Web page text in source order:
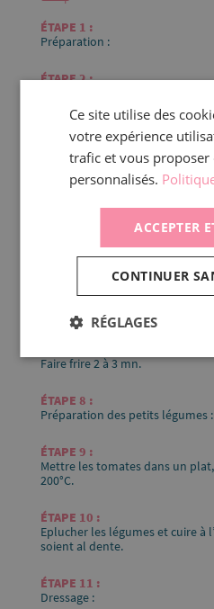
Préparation :
Faire chauffer la friteuse à 170°C.
Tremper les boulettes
Rouler les boulettes dans la
panko.
Faire frire 2 à 3 mn.
Préparation des petits légumes :
Mettre les tomates dans un
200°C.
Eplucher les légumes et cuire à
soient al dente.
Dressage :
Ce site utilise des
votre expérience
trafic et vous proposer
personnalisés.
ACCEPTER
CONTINUER
RÉGLAGES